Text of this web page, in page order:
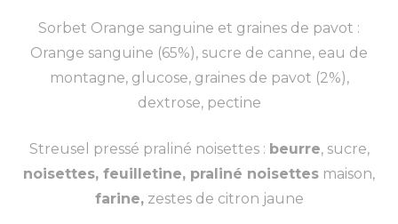
Sorbet Orange sanguine et graines de pavot :
Orange sanguine (65%), sucre de canne, eau de
montagne, glucose, graines de pavot (2%),
dextrose, pectine
Streusel pressé praliné noisettes : beurre, sucre,
noisettes, feuilletine, praliné noisettes maison,
farine,zestes de citron jaune